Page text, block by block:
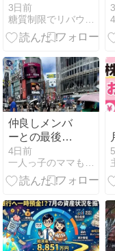
重まであとす
こしとなった
今、停滞しな
ていること
3日前
糖質制限でリバウンド！けんと式ダイエットに挑戦中！
仲良しメンバ
ーとの最後の
演技
4日前
一人っ子のママもひとりっ子